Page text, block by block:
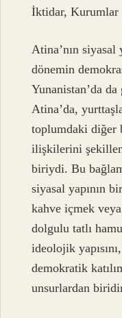
İktidar, Kurumlar
Atina’nın siyasal
dönemin
Yunanistan’da
Atina’da,
toplumdaki diğer
ilişkilerini
biriydi. Bu
siyasal yapının
kahve içmek
dolgulu tatlı
ideolojik
demokratik
unsurlardan